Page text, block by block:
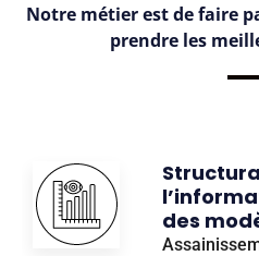
Notre métier est de faire
prendre les
des